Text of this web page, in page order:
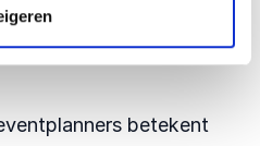
Teams
maar ook anders
betekent